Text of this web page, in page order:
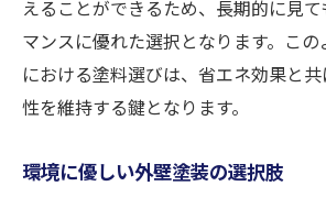
えることができるため、長期的に見
マンスに優れた選択となります。こ
における塗料選びは、省エネ効果と
性を維持する鍵となります。
環境に優しい外壁塗装の選択肢